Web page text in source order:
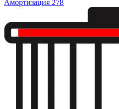
Амортизация 278